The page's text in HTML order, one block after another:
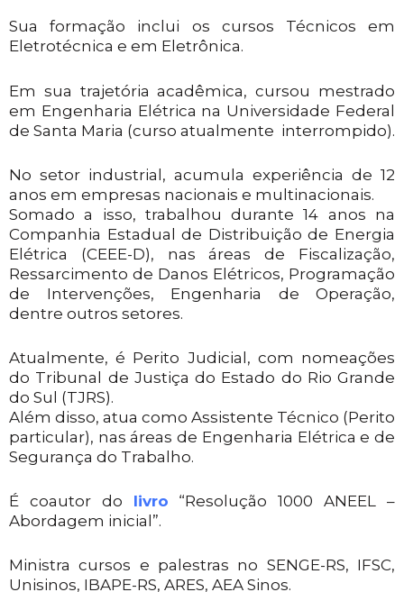
Sua formação inclui os cursos Técnicos em
Eletrotécnica e em Eletrônica.
Em sua trajetória acadêmica, cursou mestrado
em Engenharia Elétrica na Universidade Federal
de Santa Maria (curso atualmente interrompido).
No setor industrial, acumula experiência de 12
anos em empresas nacionais e multinacionais.
Somado a isso, trabalhou durante 14 anos na
Companhia Estadual de Distribuição de Energia
Elétrica (CEEE-D), nas áreas de Fiscalização,
Ressarcimento de Danos Elétricos, Programação
de Intervenções, Engenharia de Operação,
dentre outros setores.
Atualmente, é Perito Judicial, com nomeações
do Tribunal de Justiça do Estado do Rio Grande
do Sul (TJRS).
Além disso, atua como Assistente Técnico (Perito
particular), nas áreas de Engenharia Elétrica e de
Segurança do Trabalho.
É coautor do livro “Resolução 1000 ANEEL –
Abordagem inicial”.
Ministra cursos e palestras no SENGE-RS, IFSC,
Unisinos, IBAPE-RS, ARES, AEA Sinos.